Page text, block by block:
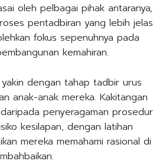
oleh pelbagai pihak antaranya,
pentadbiran yang lebih jelas
fokus sepenuhnya pada
kemahiran.
dengan tahap tadbir urus
anak-anak mereka. Kakitangan
penyeragaman prosedur
kesilapan, dengan latihan
mereka memahami rasional di